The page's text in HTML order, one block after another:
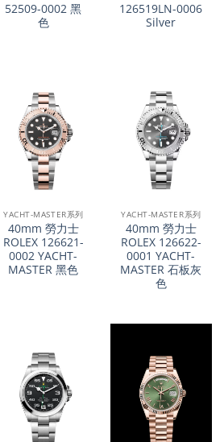
52509-0002 黑
色
126519LN-0006
Silver
YACHT-MASTER系列
40mm 勞力士
ROLEX 126621-
0002 YACHT-
MASTER 黑色
YACHT-MASTER系列
40mm 勞力士
ROLEX 126622-
0001 YACHT-
MASTER 石板灰
色